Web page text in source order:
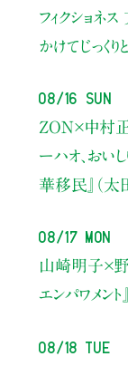
フィクショネ
かけてじっくり
08/16 Sun
ZON×中村
ーハオ、おい
華移民』（
08/17 Mon
山崎明子×
エンパワメン
08/18 Tue